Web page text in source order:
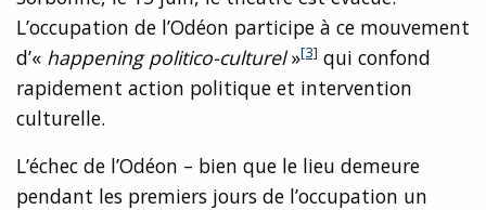
L’occupation de l’Odéon participe à ce mouvement
d’« happening politico-culturel»[3] qui confond
rapidement action politique et intervention
culturelle.
L’échec de l’Odéon – bien que le lieu demeure
pendant les premiers jours de l’occupation un